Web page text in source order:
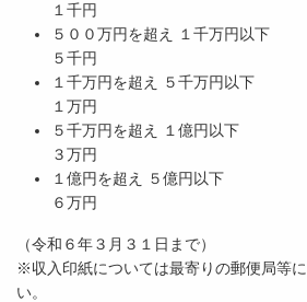
１千円
５００万円を超え １千万円以下
５千円
１千万円を超え ５千万円以下
１万円
５千万円を超え １億円以下
３万円
１億円を超え ５億円以下
６万円
（令和６年３月３１日まで）
※収入印紙については最寄りの郵便局等
い。